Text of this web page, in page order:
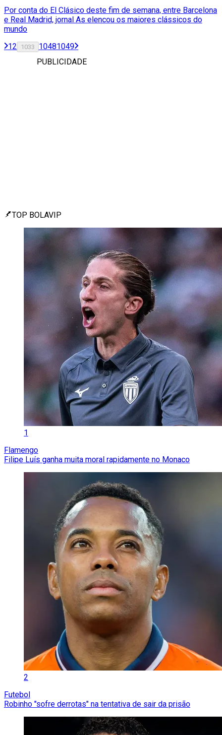
Por conta do El Clásico deste fim de semana, entre Barcelona
e Real Madrid, jornal As elencou os maiores clássicos do
mundo
12 1033 10481049
PUBLICIDADE
TOP BOLAVIP
1
Flamengo
Filipe Luís ganha muita moral rapidamente no Monaco
2
Futebol
Robinho "sofre derrotas" na tentativa de sair da prisão